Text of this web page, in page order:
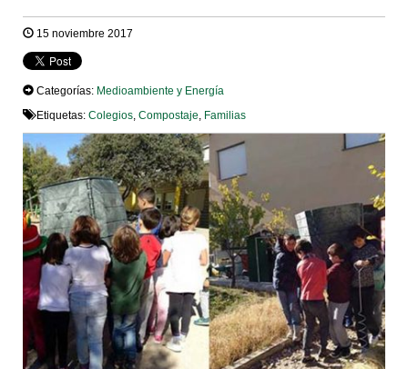
15 noviembre 2017
Categorías: Medioambiente y Energía
Etiquetas: Colegios Compostaje Familias